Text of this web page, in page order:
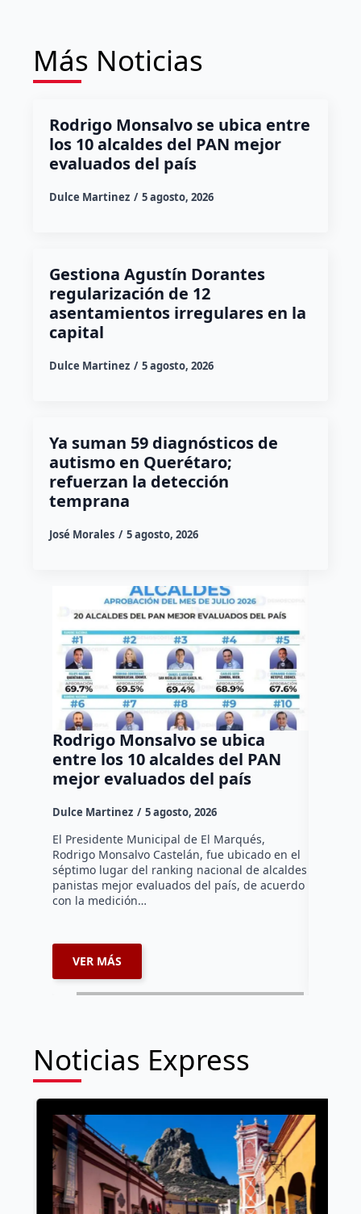
Más Noticias
Rodrigo Monsalvo se ubica entre
los 10 alcaldes del PAN mejor
evaluados del país
Dulce Martinez 5 agosto, 2026
Gestiona Agustín Dorantes
regularización de 12
asentamientos irregulares en la
capital
Dulce Martinez 5 agosto, 2026
Ya suman 59 diagnósticos de
autismo en Querétaro;
refuerzan la detección
temprana
José Morales 5 agosto, 2026
Rodrigo Monsalvo se ubica
entre los 10 alcaldes del PAN
mejor evaluados del país
Dulce Martinez 5 agosto, 2026
El Presidente Municipal de El Marqués,
Rodrigo Monsalvo Castelán, fue ubicado en el
séptimo lugar del ranking nacional de alcaldes
panistas mejor evaluados del país, de acuerdo
con la medición…
VER MÁS
Noticias Express